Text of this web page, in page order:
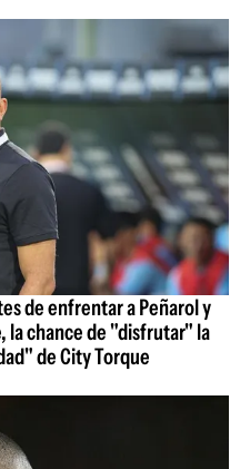
de enfrentar a Peñarol y
la chance de "disfrutar" la
de City Torque